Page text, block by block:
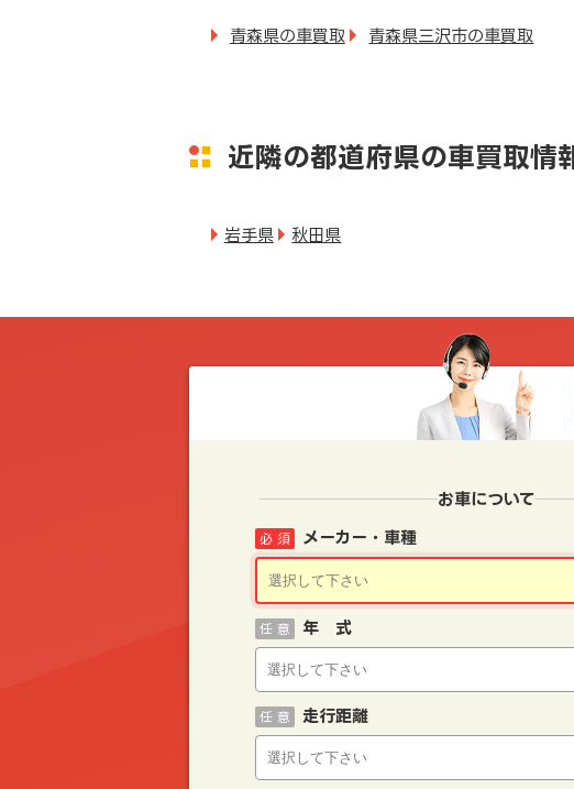
青森県の車買取 青森県三沢市の車買取
近隣の都道府県の車買取情
岩手県 秋田県
お車について
メーカー・車種
必 須
年 式
任 意
走行距離
任 意